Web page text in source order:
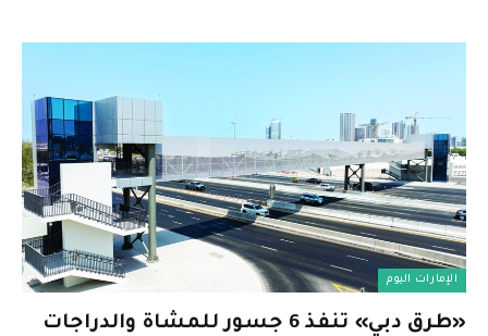
الإمارات اليوم
«طرق دبي» تنفذ 6 جسور للمشاة والدراجات